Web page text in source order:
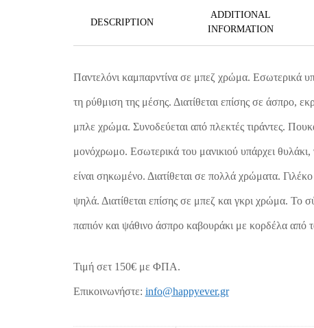
DESCRIPTION
ADDITIONAL
INFORMATION
Παντελόνι καμπαρντίνα σε μπεζ χρώμα. Εσωτερικά
τη ρύθμιση της μέσης. Διατίθεται επίσης σε άσπρο,
μπλε χρώμα. Συνοδεύεται από πλεκτές τιράντες.
μονόχρωμο. Εσωτερικά του μανικιού υπάρχει θυλάκι,
είναι σηκωμένο. Διατίθεται σε πολλά χρώματα.
ψηλά. Διατίθεται επίσης σε μπεζ και γκρι χρώμα. Το
παπιόν και ψάθινο άσπρο καβουράκι με κορδέλα από
Τιμή σετ 150€ με ΦΠΑ.
Επικοινωνήστε: info@happyever.gr